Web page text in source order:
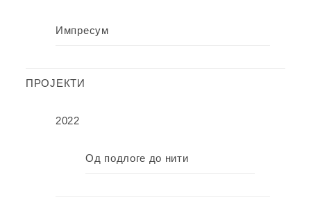
Импресум
ПРОЈЕКТИ
2022
Од подлоге до нити